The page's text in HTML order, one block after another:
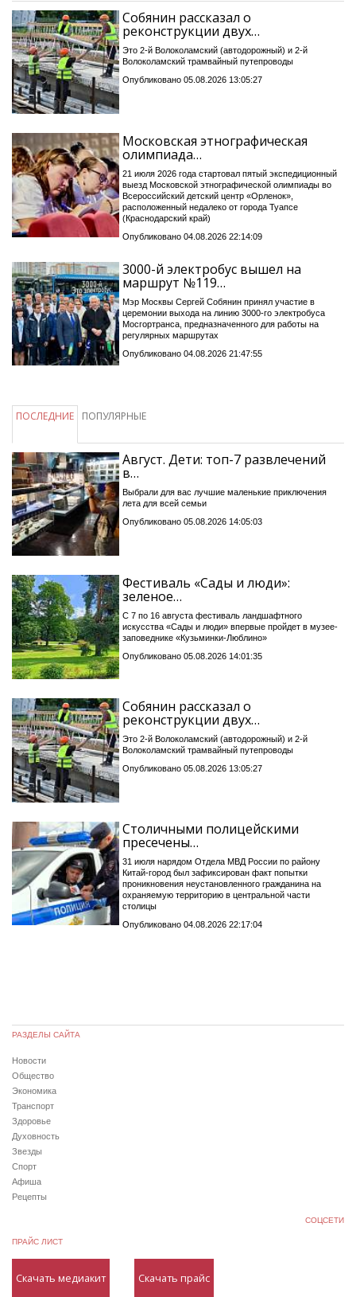
Собянин рассказал о
реконструкции двух…
Это 2-й Волоколамский (автодорожный) и 2-й
Волоколамский трамвайный путепроводы
Опубликовано 05.08.2026 13:05:27
Московская этнографическая
олимпиада…
21 июля 2026 года стартовал пятый экспедиционный
выезд Московской этнографической олимпиады во
Всероссийский детский центр «Орленок»,
расположенный недалеко от города Туапсе
(Краснодарский край)
Опубликовано 04.08.2026 22:14:09
3000-й электробус вышел на
маршрут №119…
Мэр Москвы Сергей Собянин принял участие в
церемонии выхода на линию 3000-го электробуса
Мосгортранса, предназначенного для работы на
регулярных маршрутах
Опубликовано 04.08.2026 21:47:55
ПОСЛЕДНИЕ ПОПУЛЯРНЫЕ
Август. Дети: топ-7 развлечений
в…
Выбрали для вас лучшие маленькие приключения
лета для всей семьи
Опубликовано 05.08.2026 14:05:03
Фестиваль «Сады и люди»:
зеленое…
С 7 по 16 августа фестиваль ландшафтного
искусства «Сады и люди» впервые пройдет в музее-
заповеднике «Кузьминки-Люблино»
Опубликовано 05.08.2026 14:01:35
Собянин рассказал о
реконструкции двух…
Это 2-й Волоколамский (автодорожный) и 2-й
Волоколамский трамвайный путепроводы
Опубликовано 05.08.2026 13:05:27
Столичными полицейскими
пресечены…
31 июля нарядом Отдела МВД России по району
Китай-город был зафиксирован факт попытки
проникновения неустановленного гражданина на
охраняемую территорию в центральной части
столицы
Опубликовано 04.08.2026 22:17:04
РАЗДЕЛЫ САЙТА
Новости
Общество
Экономика
Транспорт
Здоровье
Духовность
Звезды
Спорт
Афиша
Рецепты
СОЦСЕТИ
ПРАЙС ЛИСТ
Скачать медиакит Скачать прайс